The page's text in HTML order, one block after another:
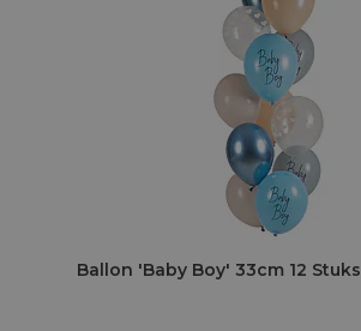
Ballon 'Baby Boy' 33cm 12 Stuks